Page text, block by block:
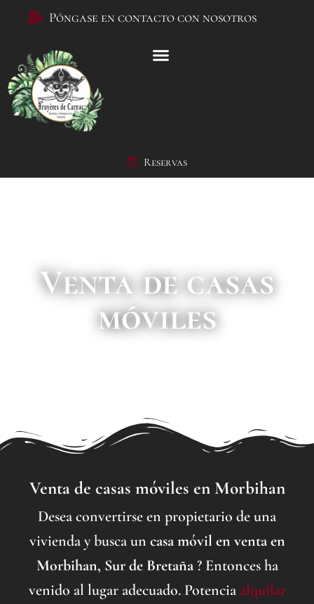
Póngase en contacto con nosotros
Reservas
Venta de casas
móviles
Venta de casas móviles en Morbihan
Desea convertirse en propietario de una
vivienda y busca un casa móvil en venta en
Morbihan, Sur de Bretaña? Entonces ha
venido al lugar adecuado. Potencia alquilar